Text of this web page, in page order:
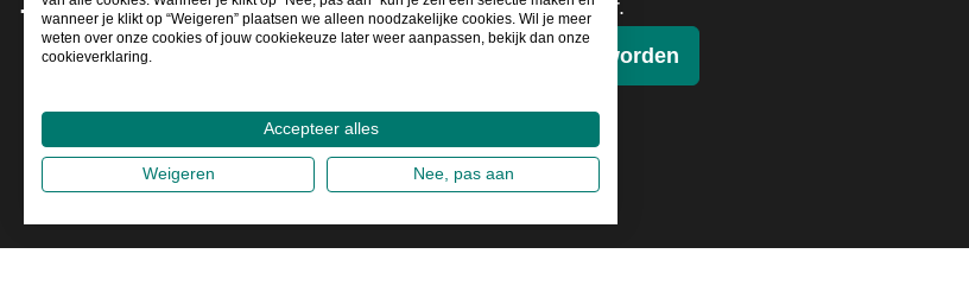
Facebook
X LinkedIn
Instagram
YouTube
slimmer.
Lid worden
wanneer je klikt op “Weigeren” plaatsen we alleen noodzakelijke cookies. Wil je meer
weten over onze cookies of jouw cookiekeuze later weer aanpassen, bekijk dan onze
cookieverklaring.
Accepteer alles
Weigeren Nee, pas aan